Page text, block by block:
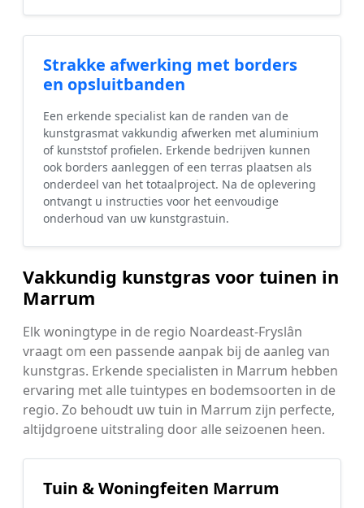
Strakke afwerking met borders
en opsluitbanden
Een erkende specialist kan de randen van de
kunstgrasmat vakkundig afwerken met aluminium
of kunststof profielen. Erkende bedrijven kunnen
ook borders aanleggen of een terras plaatsen als
onderdeel van het totaalproject. Na de oplevering
ontvangt u instructies voor het eenvoudige
onderhoud van uw kunstgrastuin.
Vakkundig kunstgras voor tuinen in
Marrum
Elk woningtype in de regio Noardeast-Fryslân
vraagt om een passende aanpak bij de aanleg van
kunstgras. Erkende specialisten in Marrum hebben
ervaring met alle tuintypes en bodemsoorten in de
regio. Zo behoudt uw tuin in Marrum zijn perfecte,
altijdgroene uitstraling door alle seizoenen heen.
Tuin & Woningfeiten Marrum